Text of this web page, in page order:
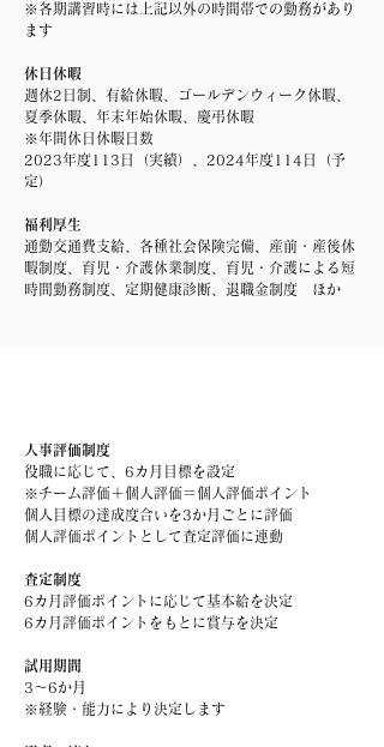
※各期講習時には上記以外の時間帯での勤務があり
ます
休日休暇
週休2日制、有給休暇、ゴールデンウィーク休暇、
夏季休暇、年末年始休暇、慶弔休暇
※年間休日休暇日数
2023年度113日（実績）、2024年度114日（予
定）
福利厚生
通勤交通費支給、各種社会保険完備、産前・産後休
暇制度、育児・介護休業制度、育児・介護による短
時間勤務制度、定期健康診断、退職金制度 ほか
人事評価制度
役職に応じて、6カ月目標を設定
※チーム評価＋個人評価＝個人評価ポイント
個人目標の達成度合いを3か月ごとに評価
個人評価ポイントとして査定評価に連動
査定制度
6カ月評価ポイントに応じて基本給を決定
6カ月評価ポイントをもとに賞与を決定
試用期間
3～6か月
※経験・能力により決定します